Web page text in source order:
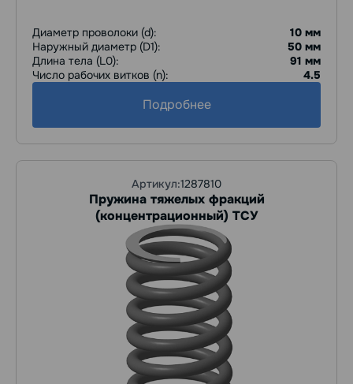
Диаметр проволоки (d):
10 мм
Наружный диаметр (D1):
50 мм
Длина тела (L0):
91 мм
Число рабочих витков (n):
4.5
Подробнее
Артикул:1287810
Пружина тяжелых фракций
(концентрационный) ТСУ